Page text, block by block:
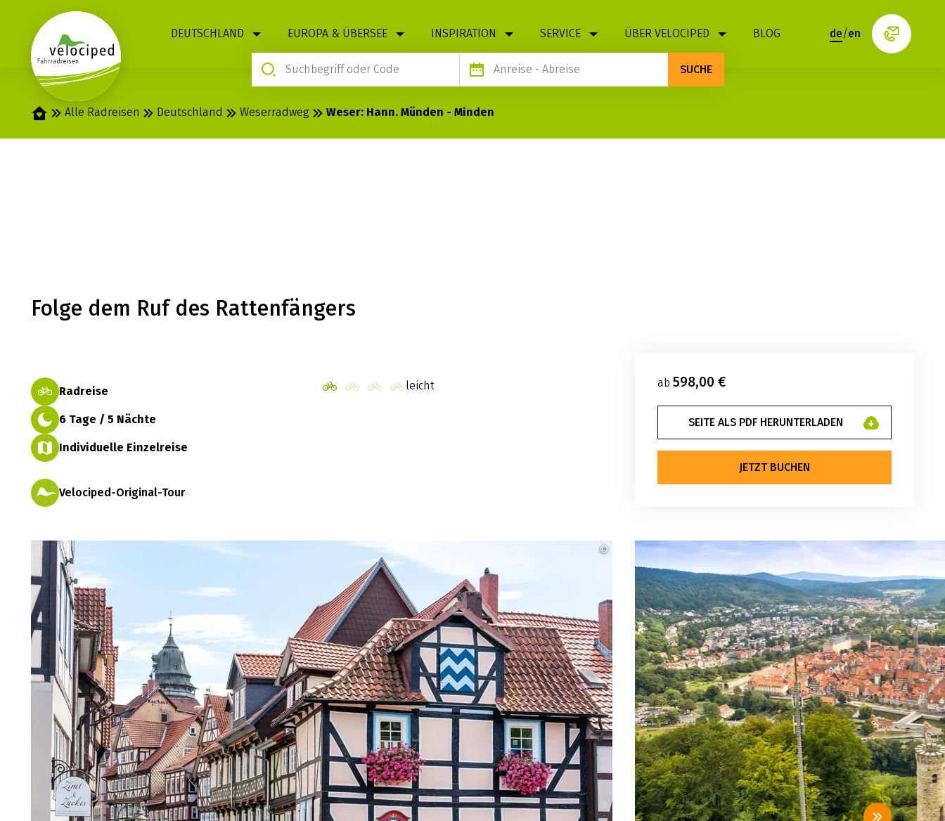
DEUTSCHLAND EUROPA & ÜBERSEE INSPIRATION SERVICE ÜBER VELOCIPED BLOG
Anreise - Abreise SUCHE
de/en
StartseiteAlle Radreisen Deutschland Weserradweg Weser: Hann. Münden - Minden
Folge dem Ruf des Rattenfängers
Radreise
6 Tage / 5 Nächte
Individuelle Einzelreise
Velociped-Original-Tour
leicht ab 598,00 €
SEITE ALS PDF HERUNTERLADEN
JETZT BUCHEN
© Hann. Münden Marketing GmbH